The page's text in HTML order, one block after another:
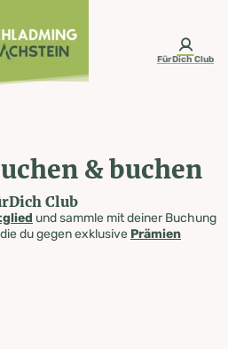
FürDich Club
& buchen
Club
und sammle mit deiner Buchung
du gegen exklusive Prämien